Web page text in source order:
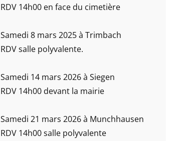
RDV 14h00 en face du cimetière
Samedi 8 mars 2025 à Trimbach
RDV salle polyvalente.
Samedi 14 mars 2026 à Siegen
RDV 14h00 devant la mairie
Samedi 21 mars 2026 à Munchhausen
RDV 14h00 salle polyvalente